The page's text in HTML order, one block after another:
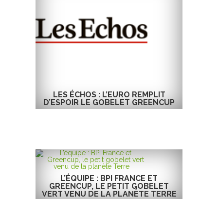
LES ÉCHOS : L’EURO REMPLIT
D’ESPOIR LE GOBELET GREENCUP
L’ÉQUIPE : BPI FRANCE ET
GREENCUP, LE PETIT GOBELET
VERT VENU DE LA PLANÈTE TERRE